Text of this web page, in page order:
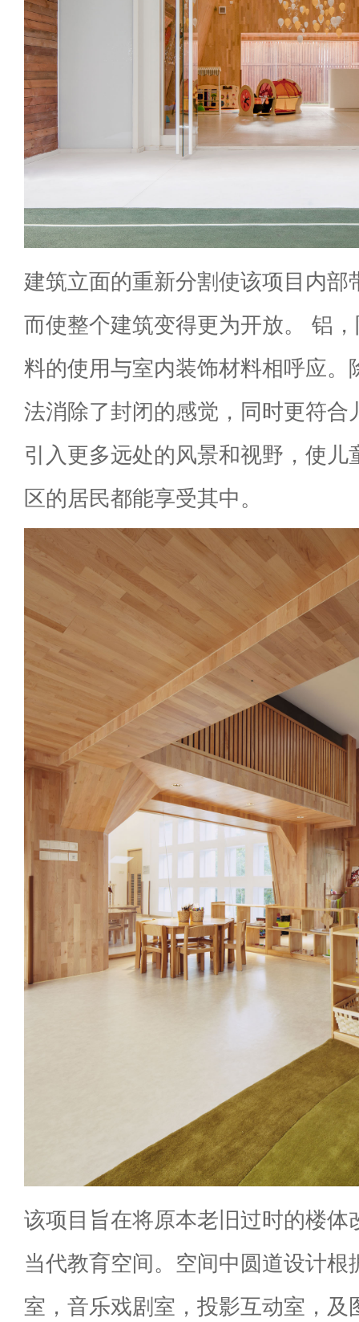
建筑立面的重新分割使该项目内部
而使整个建筑变得更为开放。 铝
料的使用与室内装饰材料相呼应。
法消除了封闭的感觉，同时更符合
引入更多远处的风景和视野，使儿
区的居民都能享受其中。
该项目旨在将原本老旧过时的楼体
当代教育空间。空间中圆道设计根
室，音乐戏剧室，投影互动室，及